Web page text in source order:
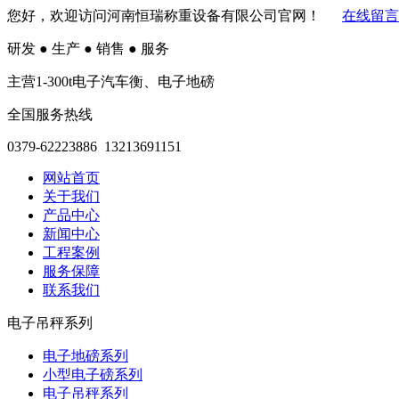
您好，欢迎访问河南恒瑞称重设备有限公司官网！ 在线留言
研发 ● 生产 ● 销售 ● 服务
主营1-300t电子汽车衡、电子地磅
全国服务热线
0379-62223886 13213691151
网站首页
关于我们
产品中心
新闻中心
工程案例
服务保障
联系我们
电子吊秤系列
电子地磅系列
小型电子磅系列
电子吊秤系列